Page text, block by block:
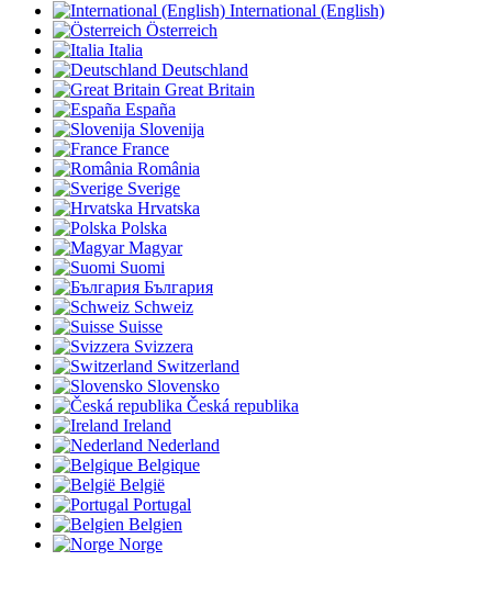
International (English)
Österreich
Italia
Deutschland
Great Britain
España
Slovenija
France
România
Sverige
Hrvatska
Polska
Magyar
Suomi
България
Schweiz
Suisse
Svizzera
Switzerland
Slovensko
Česká republika
Ireland
Nederland
Belgique
België
Portugal
Belgien
Norge